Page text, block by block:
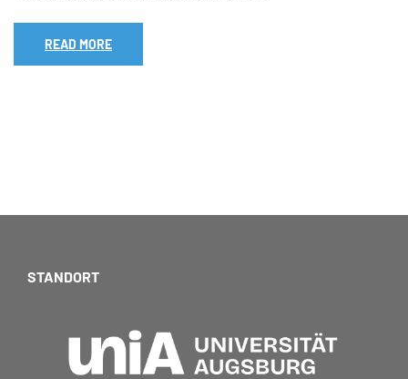
READ MORE
STANDORT